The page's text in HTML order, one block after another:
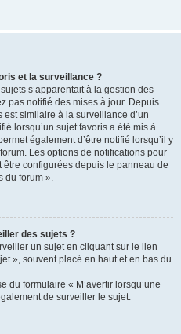
et la surveillance ?
s’apparentait à la gestion des
pas notifié des mises à jour. Depuis
similaire à la surveillance d’un
lorsqu’un sujet favoris a été mis à
également d’être notifié lorsqu’il y
Les options de notifications pour
être configurées depuis le panneau de
du forum ».
des sujets ?
un sujet en cliquant sur le lien
», souvent placé en haut et en bas du
du formulaire « M’avertir lorsqu’une
de surveiller le sujet.